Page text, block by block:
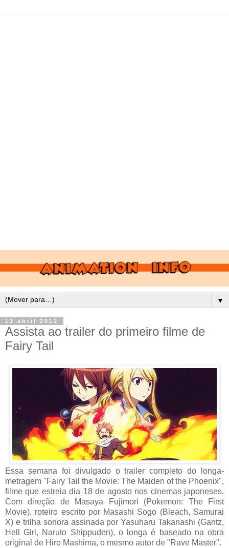
▼
13 abril 2012
Assista ao trailer do primeiro filme de
Fairy Tail
Essa semana foi divulgado o trailer completo do longa-
metragem "Fairy Tail the Movie: The Maiden of the Phoenix",
filme que estreia dia 18 de agosto nos cinemas japoneses.
Com direção de Masaya Fujimori (Pokemon: The First
Movie), roteiro escrito por Masashi Sogo (Bleach, Samurai
X) e trilha sonora assinada por Yasuharu Takanashi (Gantz,
Hell Girl, Naruto Shippuden), o longa é baseado na obra
original de Hiro Mashima, o mesmo autor de "Rave Master".